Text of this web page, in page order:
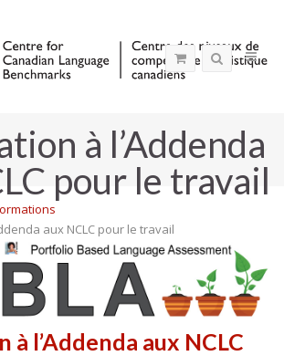
à l’Addenda
pour le travail
aux NCLC pour le travail
MENU
l’Addenda aux NCLC